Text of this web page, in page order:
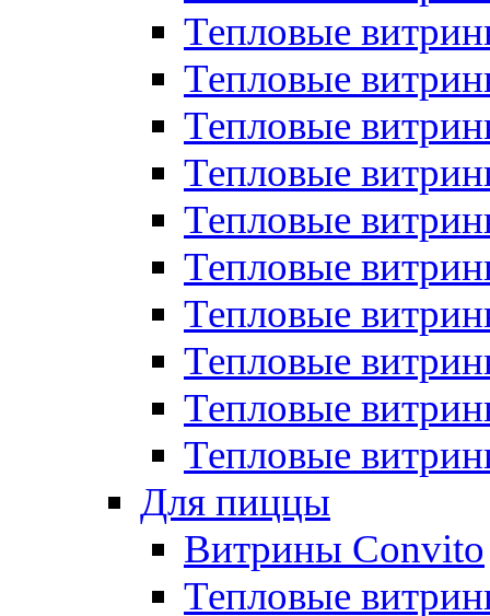
Тепловые
Тепловые
Тепловые
Тепловые
Тепловые
Тепловые
Тепловые
Тепловые
Тепловые
Тепловые
Для пиццы
Витрины Convito
Тепловые